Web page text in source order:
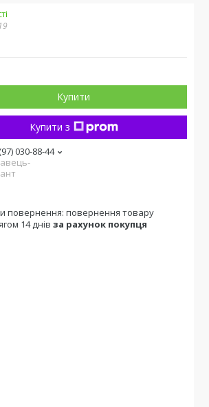
Купити
Купити з
030-88-44
повернення товару
14 днів за рахунок покупця